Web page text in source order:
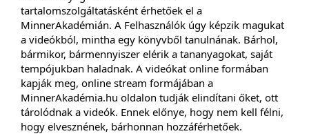
tartalomszolgáltatásként érhetőek el a
MinnerAkadémián. A Felhasználók úgy képzik magukat
a videókból, mintha egy könyvből tanulnának. Bárhol,
bármikor, bármennyiszer elérik a tananyagokat, saját
tempójukban haladnak. A videókat online formában
kapják meg, online stream formájában a
MinnerAkadémia.hu oldalon tudják elindítani őket, ott
tárolódnak a videók. Ennek előnye, hogy nem kell félni,
hogy elvesznének, bárhonnan hozzáférhetőek.